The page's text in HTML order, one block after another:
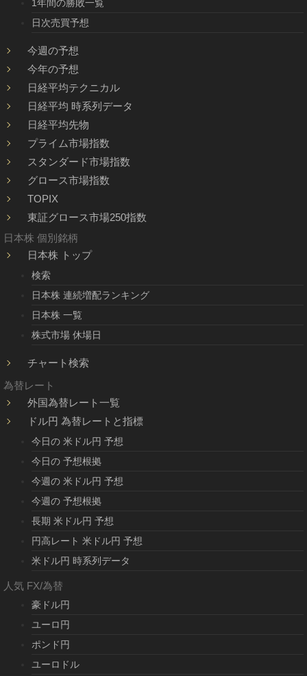
1年間の勝敗一覧
日次売買予想
今週の予想
今年の予想
日経平均テクニカル
日経平均 時系列データ
日経平均先物
プライム市場指数
スタンダード市場指数
グロース市場指数
TOPIX
東証グロース市場250指数
日本株 個別銘柄
日本株 トップ
検索
日本株 連続増配ランキング
日本株 一覧
株式市場 休場日
チャート検索
為替レート
外国為替レート一覧
ドル円 為替レートと指標
今日の 米ドル円 予想
今日の 予想根拠
今週の 米ドル円 予想
今週の 予想根拠
長期 米ドル円 予想
円高レート 米ドル円 予想
米ドル円 時系列データ
人気 FX/為替
豪ドル円
ユーロ円
ポンド円
ユーロドル